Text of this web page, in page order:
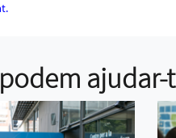
ajudar-